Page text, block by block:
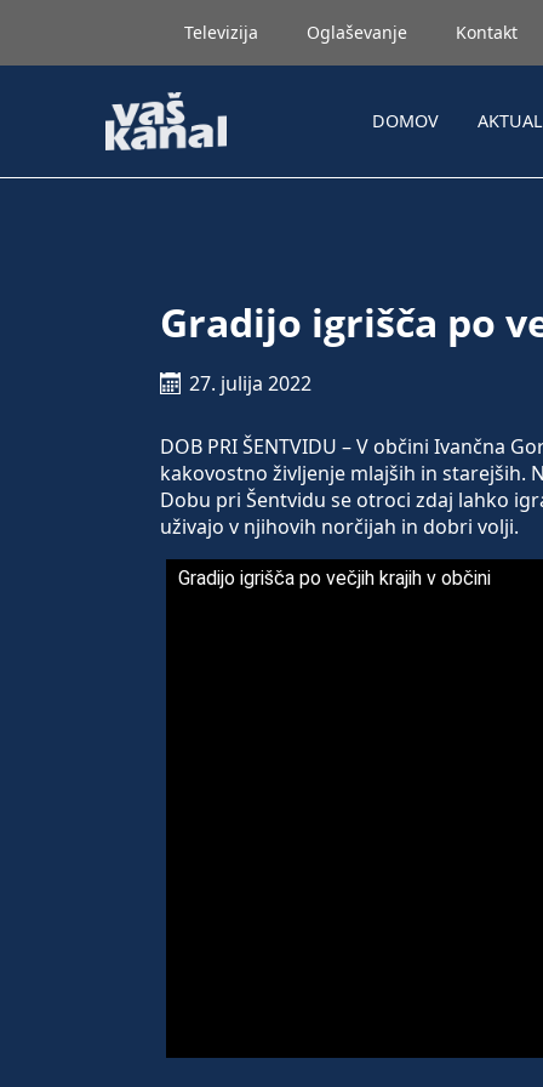
Televizija Oglaševanje Kontakt
DOMOV
Gradijo igrišča po
27. julija 2022
DOB PRI ŠENTVIDU – V občini Ivančna
kakovostno življenje mlajših in starejših.
Dobu pri Šentvidu se otroci zdaj lahko
uživajo v njihovih norčijah in dobri volji.
Gradijo igrišča po večjih krajih v občini